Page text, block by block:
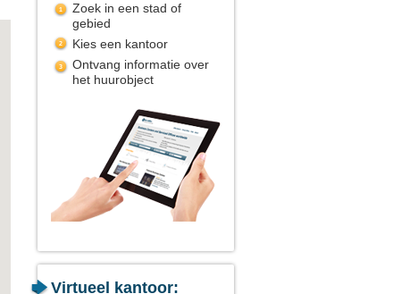
Zoek in een stad of
gebied
Kies een kantoor
Ontvang informatie over
het huurobject
Virtueel kantoor: